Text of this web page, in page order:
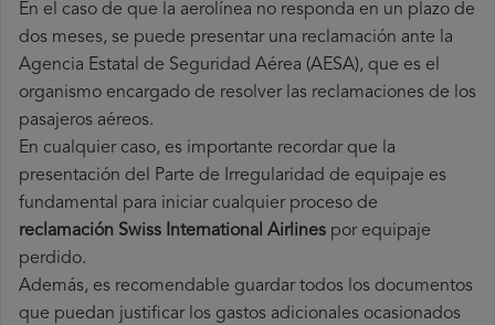
En el caso de que la aerolínea no responda en un plazo de
dos meses, se puede presentar una reclamación ante la
Agencia Estatal de Seguridad Aérea (AESA), que es el
organismo encargado de resolver las reclamaciones de los
pasajeros aéreos.
En cualquier caso, es importante recordar que la
presentación del Parte de Irregularidad de equipaje es
fundamental para iniciar cualquier proceso de
reclamación Swiss International Airlines por equipaje
perdido.
Además, es recomendable guardar todos los documentos
que puedan justificar los gastos adicionales ocasionados